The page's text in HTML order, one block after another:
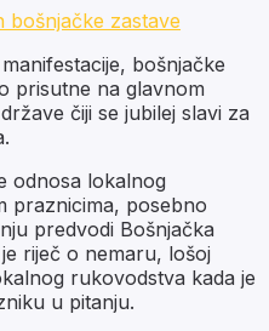
bošnjačke zastave
bošnjačke
prisutne na glavnom
čiji se jubilej slavi za
odnosa lokalnog
praznicima, posebno
predvodi Bošnjačka
riječ o nemaru, lošoj
rukovodstva kada je
u pitanju.